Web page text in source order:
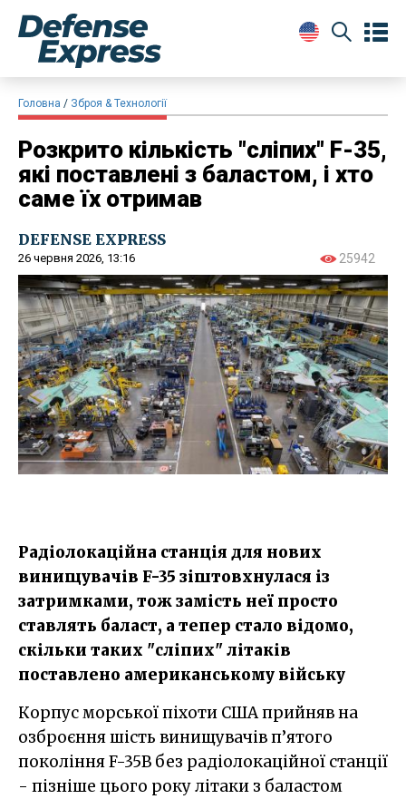
Головна Зброя & Технології
Розкрито кількість "сліпих" F-35,
які поставлені з баластом, і хто
саме їх отримав
DEFENSE EXPRESS
26 червня 2026, 13:16 25942
Радіолокаційна станція для нових
винищувачів F-35 зіштовхнулася із
затримками, тож замість неї просто
ставлять баласт, а тепер стало відомо,
скільки таких "сліпих" літаків
поставлено американському війську
Корпус морської піхоти США прийняв на
озброєння шість винищувачів п’ятого
покоління F-35B без радіолокаційної станції
- пізніше цього року літаки з баластом